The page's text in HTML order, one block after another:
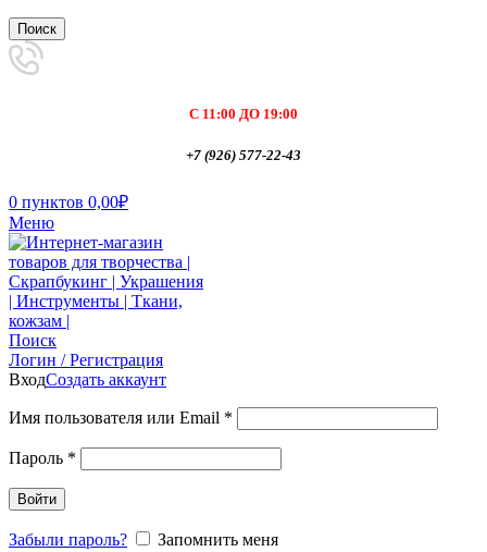
Поиск
С 11:00 ДО 19:00
+7 (926) 577-22-43
0 пунктов 0,00₽
Меню
Поиск
Логин / Регистрация
ВходСоздать аккаунт
Имя пользователя или Email *
Пароль *
Войти
Забыли пароль?
Запомнить меня